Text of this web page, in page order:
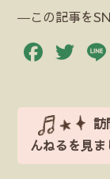
―この記事を
訪
んねるを見